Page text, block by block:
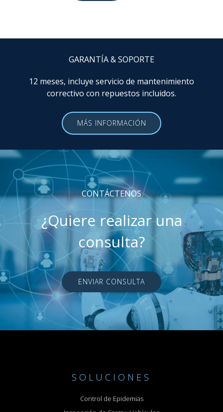
GARANTÍA & SOPORTE
12 meses, incluye servicio de mantenimiento
correctivo con repuestos incluidos.
MÁS INFORMACIÓN
CONTÁCTENOS
¿Quiere realizar una
consulta?
ENVIAR CONSULTA
SOLUCIONES
Control de Epidemias